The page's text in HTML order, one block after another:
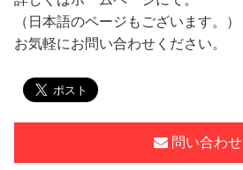
（日本語のページもございます。）
お気軽にお問い合わせください。
問い合わせ